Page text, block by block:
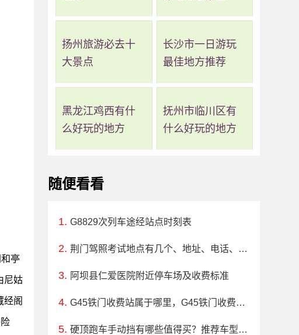
亭
尼姑
经阁
扬州旅游必去十
大景点
长沙市一日游玩
最佳地方推荐
黑龙江鸡西有什
么好玩的地方
抚州市临川区有
什么好玩的地方
随便看看
G8829次列车途经站点时刻表
荆门驾照考试地点有几个、地址、电话、工作时间
阿坝县仁爱医院附近停车场及收费标准
G45铁门收费站属于哪里，G45铁门收费站入口的详细地址
硬顶跑车手动挡有哪些值得买？推荐车型及价格指南